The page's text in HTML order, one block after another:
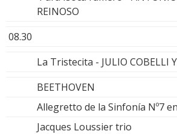
REINOSO
08.30
La Tristecita - JULIO COBELLI
BEETHOVEN
Allegretto de la Sinfonía Nº7
Jacques Loussier trio